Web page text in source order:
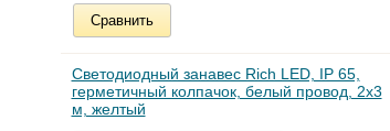
Сравнить
Светодиодный занавес Rich LED, IP 65,
герметичный колпачок, белый провод, 2х3
м, желтый